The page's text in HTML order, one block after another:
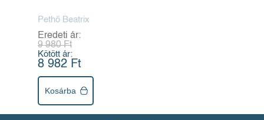
Pethő Beatrix
Eredeti ár:
9 980 Ft
Kötött ár:
8 982 Ft
Kosárba